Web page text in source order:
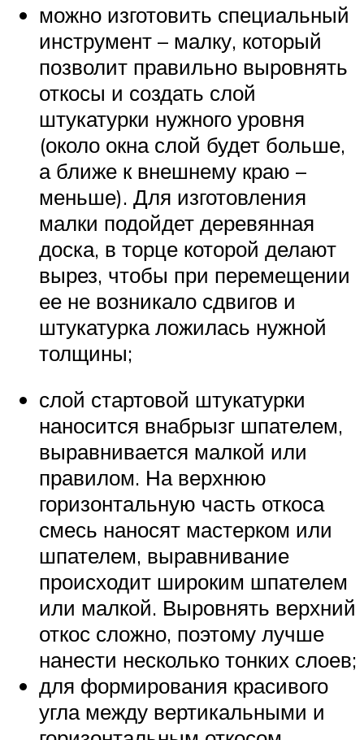
можно изготовить специальный
инструмент – малку, который
позволит правильно выровнять
откосы и создать слой
штукатурки нужного уровня
(около окна слой будет больше,
а ближе к внешнему краю –
меньше). Для изготовления
малки подойдет деревянная
доска, в торце которой делают
вырез, чтобы при перемещении
ее не возникало сдвигов и
штукатурка ложилась нужной
толщины;
слой стартовой штукатурки
наносится внабрызг шпателем,
выравнивается малкой или
правилом. На верхнюю
горизонтальную часть откоса
смесь наносят мастерком или
шпателем, выравнивание
происходит широким шпателем
или малкой. Выровнять верхний
откос сложно, поэтому лучше
нанести несколько тонких слоев;
для формирования красивого
угла между вертикальными и